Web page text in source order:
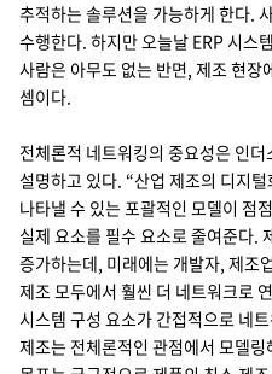
추적하는 솔루션을 가능하게 한다.
수행한다. 하지만 오늘날 ERP 시스
사람은 아무도 없는 반면, 제조 현장
셈이다.
전체론적 네트워킹의 중요성은 인
설명하고 있다. “산업 제조의 디지
나타낼 수 있는 포괄적인 모델이 점
실제 요소를 필수 요소로 줄여준다.
증가하는데, 미래에는 개발자, 제조
제조 모두에서 훨씬 더 네트워크로
시스템 구성 요소가 간접적으로 네
제조는 전체론적인 관점에서 모델